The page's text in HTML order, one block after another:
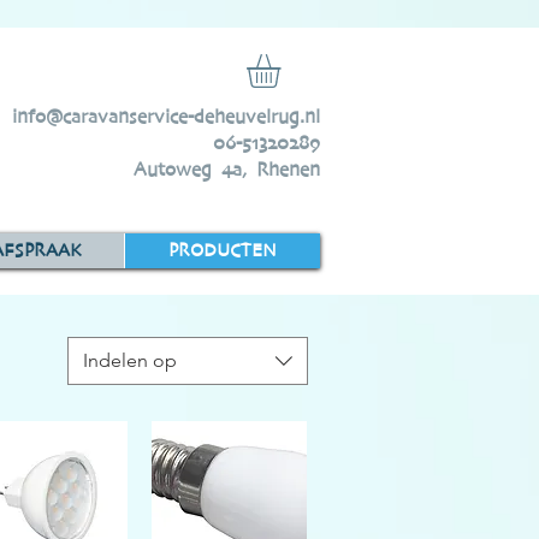
info@caravanservice-deheuvelrug.nl
06-51320289
Autoweg 4a, Rhenen
PRODUCTEN
Indelen op